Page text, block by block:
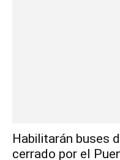
Habilitarán buses
cerrado por el